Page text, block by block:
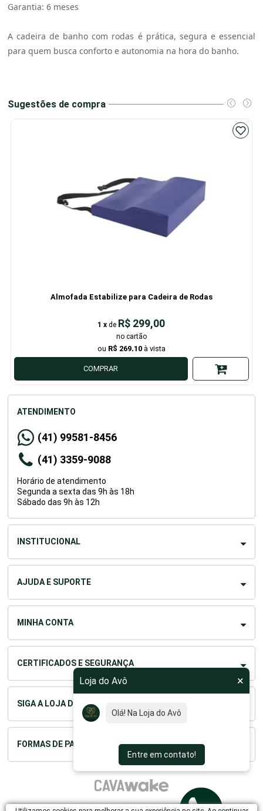
Loja do Avô ×
obj
Entre em contato!
Garantia: 6 meses
A cadeira de banho com rodas é prática, segura e essencial
para quem busca conforto e autonomia na hora do banho.
Sugestões de compra
Almofada Estabilize para Cadeira de Rodas
1 x de R$ 299,00
R$ 269,10
COMPRAR
ATENDIMENTO
(41) 99581-8456
(41) 3359-9088
Horário de atendimento
Segunda a sexta das 9h às 18h
Sábado das 9h às 12h
INSTITUCIONAL
AJUDA E SUPORTE
MINHA CONTA
CERTIFICADOS E SEGURANÇA
SIGA A LOJA DO AVÔ
FORMAS DE PAGAMENTO